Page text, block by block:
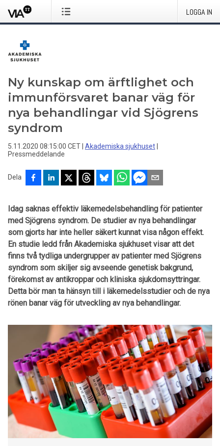
LOGGA IN
Ny kunskap om ärftlighet och
immunförsvaret banar väg för
nya behandlingar vid Sjögrens
syndrom
5.11.2020 08:15:00 CET Akademiska sjukhuset
Pressmeddelande
Dela
Idag saknas effektiv läkemedelsbehandling för patienter
med Sjögrens syndrom. De studier av nya behandlingar
som gjorts har inte heller säkert kunnat visa någon effekt.
En studie ledd från Akademiska sjukhuset visar att det
finns två tydliga undergrupper av patienter med Sjögrens
syndrom som skiljer sig avseende genetisk bakgrund,
förekomst av antikroppar och kliniska sjukdomsyttringar.
Detta bör man ta hänsyn till i läkemedelsstudier och de nya
rönen banar väg för utveckling av nya behandlingar.